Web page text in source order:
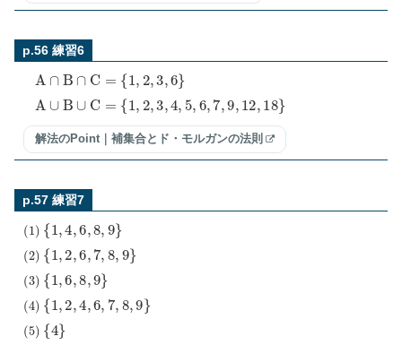
p.56 練習6
A ∩ B∩ C ={ 2,3 6
A ∪ B∪ C= 2,3 ,4 5 6 7, 9, 12 18}
解法のPoint｜補集合とド・モルガンの法則
p.57 練習7
( 1) {1 4 6, 8, 9}
(2) {1 2 6, 7, 8, }
(3) {1 6 8 9}
( 4) {1 2 4 6, 7, ,9 }
(5) { 4}